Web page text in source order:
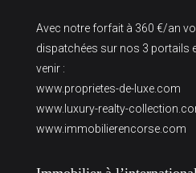
Avec notre forfait à 360 €/an
dispatchées sur nos 3 portails
venir :
www.proprietes-de-luxe.com
www.luxury-realty-
www.immobilierencorse.com